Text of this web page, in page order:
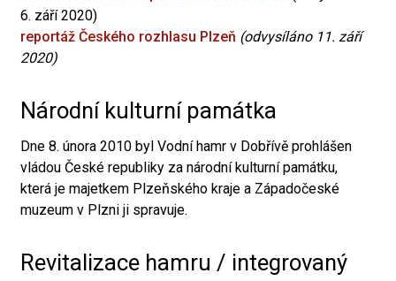
6. září 2020)
reportáž Českého rozhlasu Plzeň (odvysíláno 11. září
2020)
Národní kulturní památka
Dne 8. února 2010 byl Vodní hamr v Dobřívě prohlášen
vládou České republiky za národní kulturní památku,
která je majetkem Plzeňského kraje a Západočeské
muzeum v Plzni ji spravuje.
Revitalizace hamru / integrovaný